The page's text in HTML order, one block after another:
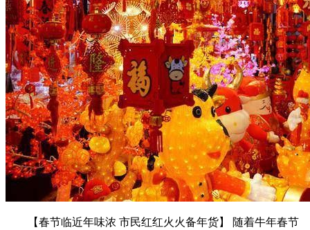
【春节临近年味浓 市民红红火火备年货】 随着牛年春节